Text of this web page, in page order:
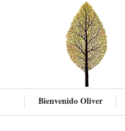
Bienvenido Oliver